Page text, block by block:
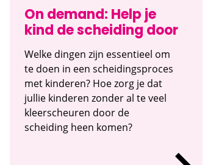
On demand: Help je
kind de scheiding door
Welke dingen zijn essentieel om
te doen in een scheidingsproces
met kinderen? Hoe zorg je dat
jullie kinderen zonder al te veel
kleerscheuren door de
scheiding heen komen?